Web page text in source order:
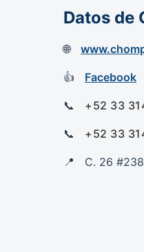
Datos de
Facebook
+52 33
+52 33
C. 26